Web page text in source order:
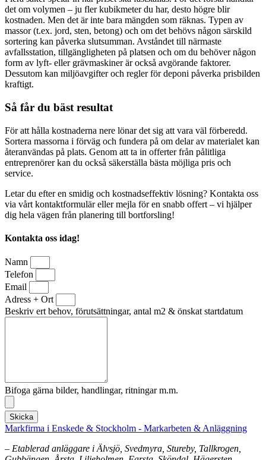
det om volymen – ju fler kubikmeter du har, desto högre blir
kostnaden. Men det är inte bara mängden som räknas. Typen av
massor (t.ex. jord, sten, betong) och om det behövs någon särskild
sortering kan påverka slutsumman. Avståndet till närmaste
avfallsstation, tillgängligheten på platsen och om du behöver någon
form av lyft- eller grävmaskiner är också avgörande faktorer.
Dessutom kan miljöavgifter och regler för deponi påverka prisbilden
kraftigt.
Så får du bäst resultat
För att hålla kostnaderna nere lönar det sig att vara väl förberedd.
Sortera massorna i förväg och fundera på om delar av materialet kan
återanvändas på plats. Genom att ta in offerter från pålitliga
entreprenörer kan du också säkerställa bästa möjliga pris och
service.
Letar du efter en smidig och kostnadseffektiv lösning? Kontakta oss
via vårt kontaktformulär eller mejla för en snabb offert – vi hjälper
dig hela vägen från planering till bortforsling!
Kontakta oss idag!
Namn
Telefon
Email
Adress + Ort
Beskriv ert behov, förutsättningar, antal m2 & önskat startdatum
Bifoga gärna bilder, handlingar, ritningar m.m.
Skicka
Markfirma i Enskede & Stockholm - Markarbeten & Anläggning
– Etablerad anläggare i Älvsjö, Svedmyra, Stureby, Tallkrogen,